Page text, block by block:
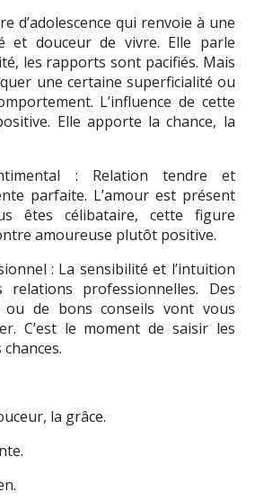
d’adolescence qui renvoie à une
et douceur de vivre. Elle parle
les rapports sont pacifiés. Mais
une certaine superficialité ou
L’influence de cette
Elle apporte la chance, la
: Relation tendre et
parfaite. L’amour est présent
êtes célibataire, cette figure
amoureuse plutôt positive.
: La sensibilité et l’intuition
relations professionnelles. Des
ou de bons conseils vont vous
C’est le moment de saisir les
la grâce.